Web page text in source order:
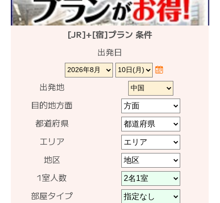
[JR]+[宿]プラン 条件
出発日
出発地
目的地方面
都道府県
エリア
地区
1室人数
部屋タイプ